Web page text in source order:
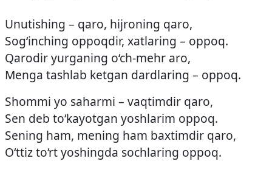
Unutishing – qaro, hijroning qaro,
Sog‘inching oppoqdir, xatlaring – oppoq.
Qarodir yurganing o‘ch-mehr aro,
Menga tashlab ketgan dardlaring – oppoq.
Shommi yo saharmi – vaqtimdir qaro,
Sen deb to‘kayotgan yoshlarim oppoq.
Sening ham, mening ham baxtimdir qaro,
O‘ttiz to‘rt yoshingda sochlaring oppoq.